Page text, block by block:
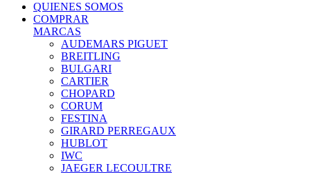
QUIENES SOMOS
COMPRAR
MARCAS
AUDEMARS PIGUET
BREITLING
BULGARI
CARTIER
CHOPARD
CORUM
FESTINA
GIRARD PERREGAUX
HUBLOT
IWC
JAEGER LECOULTRE